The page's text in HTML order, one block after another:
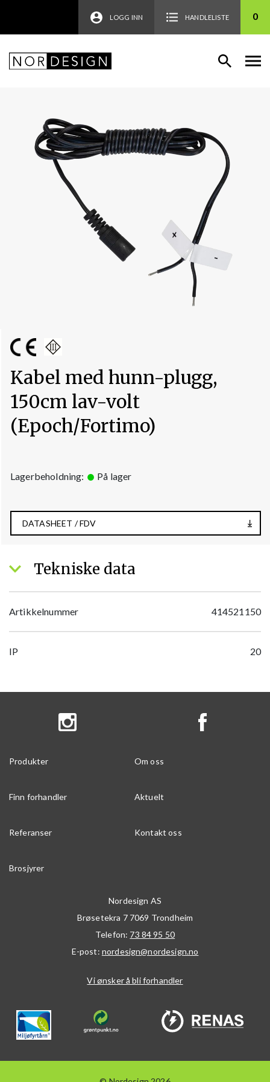
LOGG INN HANDLELISTE 0
Kabel med hunn-plugg,
150cm lav-volt
(Epoch/Fortimo)
Lagerbeholdning: På lager
DATASHEET / FDV
Tekniske data
Artikkelnummer 414521150
IP 20
Produkter Om oss
Finn forhandler Aktuelt
Referanser Kontakt oss
Brosjyrer
Nordesign AS
Brøsetekra 7 7069 Trondheim
Telefon: 73 84 95 50
E-post: nordesign@nordesign.no
Vi ønsker å bli forhandler